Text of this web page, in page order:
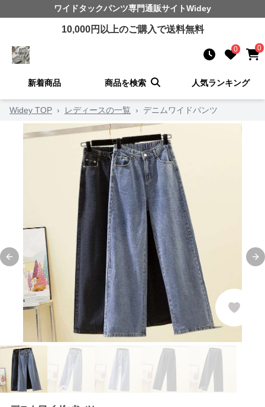
ワイドタックパンツ専門通販サイトWidey
10,000円以上のご購入で送料無料
0 0
新着商品 商品を検索 人気ランキング
Widey TOP › レディースの一覧 › デニムワイドパンツ
Previous slide